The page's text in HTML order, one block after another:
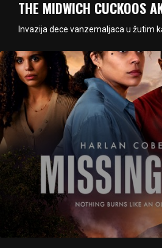
THE MIDWICH CUCKOOS
Invazija dece vanzemaljaca u žutim